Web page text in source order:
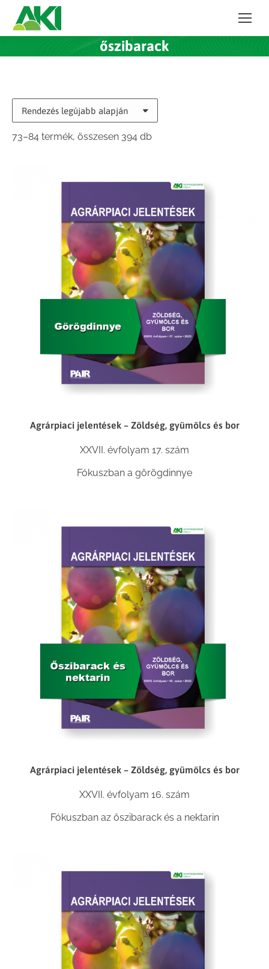
őszibarack
73–84 termék, összesen 394 dbSorted
Agrárpiaci jelentések – Zöldség, gyümölcs és bor
XXVII. évfolyam 17. szám
Fókuszban a görögdinnye
Agrárpiaci jelentések – Zöldség, gyümölcs és bor
XXVII. évfolyam 16. szám
Fókuszban az őszibarack és a nektarin